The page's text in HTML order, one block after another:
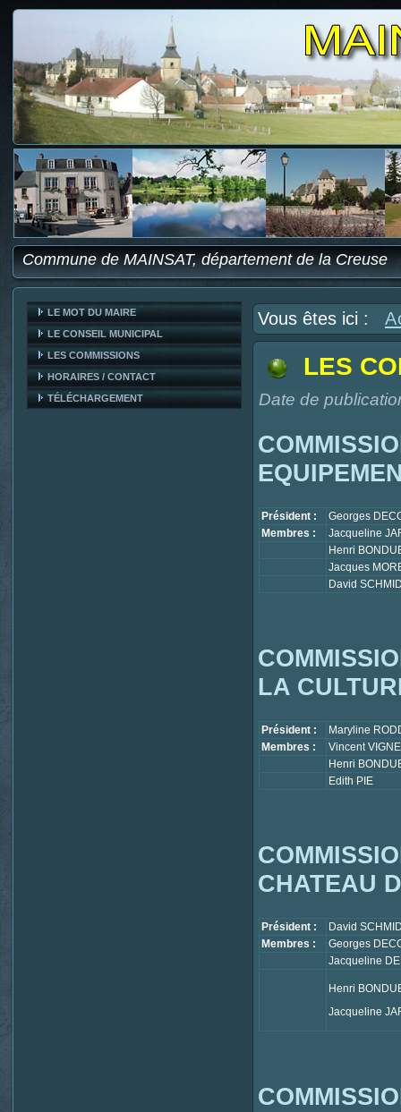
Commune de MAINSAT, département de la Creuse
LE MOT DU MAIRE
LE CONSEIL MUNICIPAL
LES COMMISSIONS
HORAIRES / CONTACT
TÉLÉCHARGEMENT
Vous êtes ici :
LES
Date de
Président :
Georges
Membres :
Jacqueline
Henri
Jacques
David
LA
Président :
Maryline
Membres :
Vincent
Henri
Edith PIE
CHATEAU
Président :
David
Membres :
Georges
Jacqueline
Henri
Jacqueline